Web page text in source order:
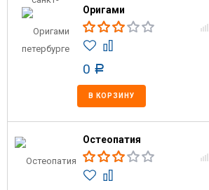
Оригами
0 Р
В КОРЗИНУ
Остеопатия